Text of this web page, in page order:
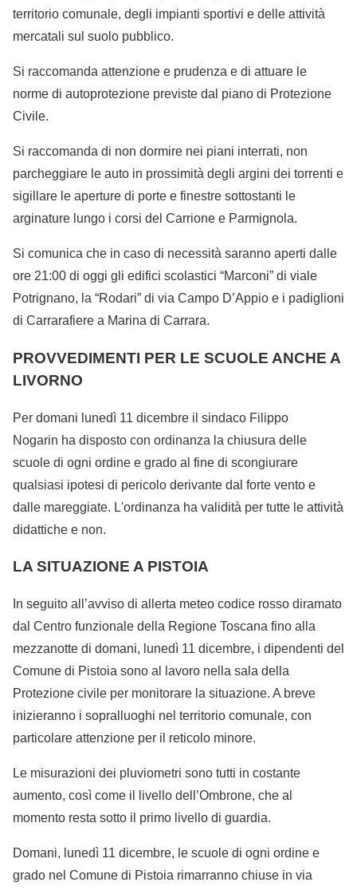
territorio comunale, degli impianti sportivi e delle attività
mercatali sul suolo pubblico.
Si raccomanda attenzione e prudenza e di attuare le
norme di autoprotezione previste dal piano di Protezione
Civile.
Si raccomanda di non dormire nei piani interrati, non
parcheggiare le auto in prossimità degli argini dei torrenti e
sigillare le aperture di porte e finestre sottostanti le
arginature lungo i corsi del Carrione e Parmignola.
Si comunica che in caso di necessità saranno aperti dalle
ore 21:00 di oggi gli edifici scolastici “Marconi” di viale
Potrignano, la “Rodari” di via Campo D’Appio e i padiglioni
di Carrarafiere a Marina di Carrara.
PROVVEDIMENTI PER LE SCUOLE ANCHE A
LIVORNO
Per domani lunedì 11 dicembre il sindaco Filippo
Nogarin ha disposto con ordinanza la chiusura delle
scuole di ogni ordine e grado al fine di scongiurare
qualsiasi ipotesi di pericolo derivante dal forte vento e
dalle mareggiate. L'ordinanza ha validità per tutte le attività
didattiche e non.
LA SITUAZIONE A PISTOIA
In seguito all’avviso di allerta meteo codice rosso diramato
dal Centro funzionale della Regione Toscana fino alla
mezzanotte di domani, lunedì 11 dicembre, i dipendenti del
Comune di Pistoia sono al lavoro nella sala della
Protezione civile per monitorare la situazione. A breve
inizieranno i sopralluoghi nel territorio comunale, con
particolare attenzione per il reticolo minore.
Le misurazioni dei pluviometri sono tutti in costante
aumento, così come il livello dell’Ombrone, che al
momento resta sotto il primo livello di guardia.
Domani, lunedì 11 dicembre, le scuole di ogni ordine e
grado nel Comune di Pistoia rimarranno chiuse in via